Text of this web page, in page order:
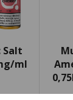
Salt
ml